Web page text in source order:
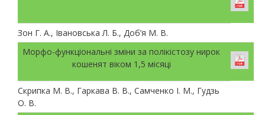
Зон Г. А., Івановська Л. Б., Доб’я М. В.
Морфо-функціональні зміни за полікістозу нирок
кошенят віком 1,5 місяці
Скрипка М. В., Гаркава В. В., Самченко І. М., Гудзь
О. В.